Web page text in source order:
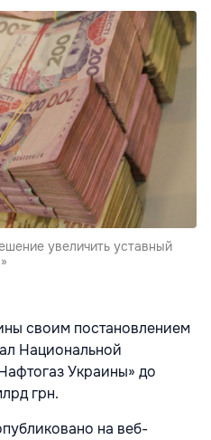
увеличить уставный
своим постановлением
Национальной
Украины» до
грн.
на веб-